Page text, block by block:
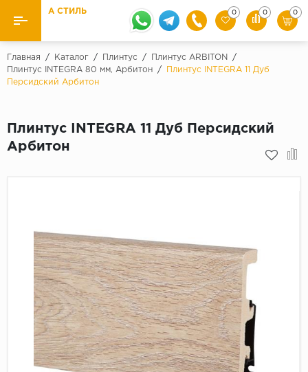
Назад
Ламинат
Назад
Krontex
33 класс
Палитра
Серый
Бежевый
Дуб светлый
Ковролин и ковровая плитка
Плинтус
Кварцевый ламинат SPC
Подложка под паркет и ламинат
А СТИЛЬ 0 0 0
Главная / Каталог / Плинтус / Плинтус ARBITON
/
Плинтус INTEGRA 80 мм, Арбитон
/
Плинтус INTEGRA 11 Дуб
Персидский Арбитон
Плинтус INTEGRA 11 Дуб Персидский
Арбитон